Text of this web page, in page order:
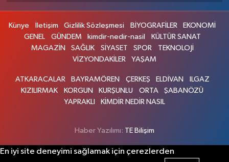
Künye İletişim Gizlilik Sözleşmesi BİYOGRAFİLER
EKONOMİ
GENEL
GÜNDEM kimdir-nedir-nasil
KÜLTÜR SANAT
MAGAZİN
SAĞLIK SİYASET SPOR
TEKNOLOJİ
VİZYONDAKİLER
YAŞAM
ATKARACALAR BAYRAMÖREN ÇERKEŞ ELDİVAN
ILGAZ
KIZILIRMAK
KORGUN KURŞUNLU ORTA
ŞABANÖZÜ
YAPRAKLI
KİMDİR NEDİR NASIL
Haber Yazılımı: TE Bilişim
En iyi site deneyimi sağlamak için çerezlerden